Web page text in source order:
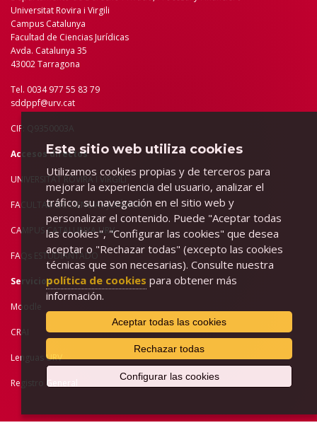
Universitat Rovira i Virgili
Campus Catalunya
Facultad de Ciencias Jurídicas
Avda. Catalunya 35
43002 Tarragona
Tel. 0034 977 55 83 79
sddppf@urv.cat
CIF: Q9350003A
Accesos directos
UNIVERSITAT ROVIRA I VIRGILI
FACULTAD DE CIENCIAS JURÍDICAS
CAMPUS CATALUNYA URV
FAQs ESTUDIANTADO
Servicios
Moodle
CRAI
Lenguas URV
Registro General
Este sitio web utiliza cookies
Utilizamos cookies propias y de terceros para
mejorar la experiencia del usuario, analizar el
tráfico, su navegación en el sitio web y
personalizar el contenido. Puede "Aceptar todas
las cookies", "Configurar las cookies" que desea
aceptar o "Rechazar todas" (excepto las cookies
técnicas que son necesarias). Consulte nuestra
política de cookies para obtener más
información.
Aceptar todas las cookies
Rechazar todas
Configurar las cookies